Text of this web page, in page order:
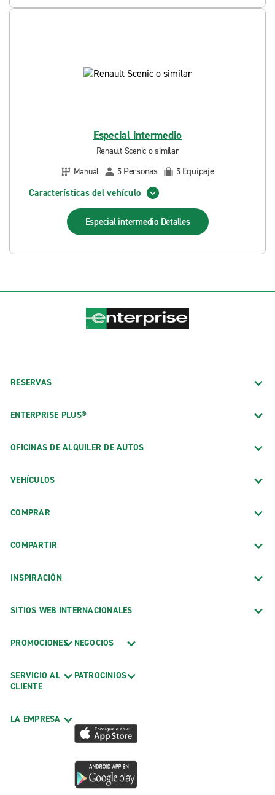
Especial intermedio
Renault Scenic o similar
Manual
5 Personas 5 Equipaje
Características del vehículo
Especial intermedio Detalles
RESERVAS
ENTERPRISE PLUS®
OFICINAS DE ALQUILER DE AUTOS
VEHÍCULOS
COMPRAR
COMPARTIR
INSPIRACIÓN
SITIOS WEB INTERNACIONALES
PROMOCIONES
SERVICIO AL
CLIENTE
LA EMPRESA
NEGOCIOS
PATROCINIOS